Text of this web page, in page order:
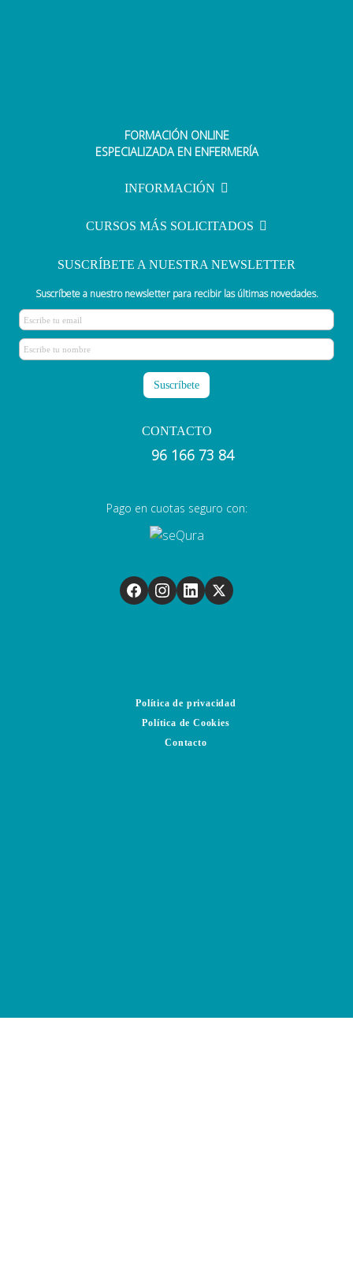
Extremadura convoca 488 plazas
FORMACIÓN ONLINE
ESPECIALIZADA EN ENFERMERÍA
INFORMACIÓN
CURSOS MÁS SOLICITADOS
SUSCRÍBETE A NUESTRA NEWSLETTER
Suscríbete a nuestro newsletter para recibir las últimas novedades.
CONTACTO
96 166 73 84
Pago en cuotas seguro con:
Política de privacidad
Política de Cookies
Contacto